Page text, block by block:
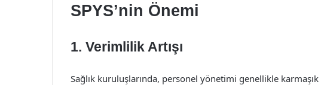
SPYS’nin Önemi
1. Verimlilik Artışı
Sağlık kuruluşlarında, personel yönetimi genellikle karmaşık